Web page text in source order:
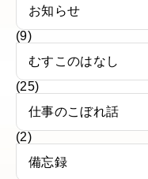
お知らせ
(9)
むすこのはなし
(25)
仕事のこぼれ話
(2)
備忘録